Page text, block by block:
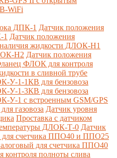
WiFi
ДПК-1 Датчик положения
1 Датчик положения
жидкости ДЛОК-Н1
Н2 Датчик положения
ФЛОК для контроля
в сливной трубе
У-1-1КВ для бензовоза
У-1-3КВ для бензовоза
У-1 с встроенным GSM/GPS
газовоза Датчик уровня
Проставка с датчиком
ДЛОК-Т-0 Датчик
для счетчика ППО40 и ППО25
для счетчика ППО40
полноты слива